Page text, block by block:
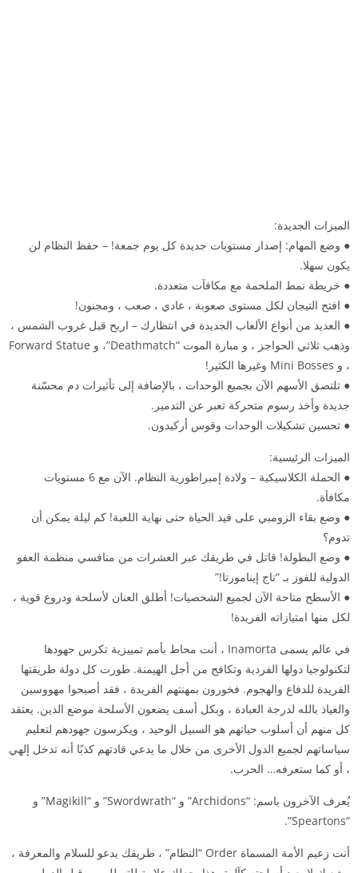
الميزات الجديدة:
● وضع المهام: إصدار مستويات جديدة كل يوم جمعة! – حفظ النظام لن
يكون سهلا.
● خريطة نمط الملحمة مع مكافآت متعددة.
● افتح التيجان لكل مستوى صعوبة ، عادي ، صعب ، ومجنون!
● العديد من أنواع الألعاب الجديدة في انتظارك – اربح قبل غروب الشمس ،
وذهب ثلاثي الحواجز ، و مبارة الموت “Deathmatch”، و Forward Statue
، و Mini Bosses وغيرها الكثير!
● تلتصق الأسهم الآن بجميع الوحدات ، بالإضافة إلى تأثيرات دم محسّنة
جديدة وأخذ رسوم متحركة تعبر عن التدمير.
● تحسين تشكيلات الوحدات وقوس أركيدون.
الميزات الرئيسية:
● الحملة الكلاسيكية – ولادة إمبراطورية النظام. الآن مع 6 مستويات
مكافأة.
● وضع بقاء الزومبي على قيد الحياة حتى نهاية اللعبة! كم ليلة يمكن أن
تدوم؟
● وضع البطولة! قاتل في طريقك عبر العشرات من منافسي منظمة العفو
الدولية للفوز بـ “تاج إينامورتا!”
● الأسطح متاحة الآن لجميع الشخصيات! أطلق العنان لأسلحة ودروع قوية ،
لكل منها امتيازاته الفريدة!
في عالم يسمى Inamorta ، أنت محاط بأمم تمييزية تكرس جهودها
لتكنولوجيا دولها الفردية وتكافح من أجل الهيمنة. طورت كل دولة طريقتها
الفريدة للدفاع والهجوم. فخورون بمهنتهم الفريدة ، فقد أصبحوا مهووسين
والعياذ بالله لدرجة العبادة ، وبكل أسف يضعون الأسلحة موضع الدين. يعتقد
كل منهم أن أسلوب حياتهم هو السبيل الوحيد ، ويكرسون جهودهم لتعليم
سياساتهم لجميع الدول الأخرى من خلال ما يدعي قادتهم كذبًا أنه تدخل إلهي
، أو كما ستعرفه… الحرب.
يُعرف الآخرون باسم: “Archidons” و “Swordwrath” و “Magikill” و
“Speartons”.
أنت زعيم الأمة المسماة Order “النظام” ، طريقك يدعو للسلام والمعرفة ،